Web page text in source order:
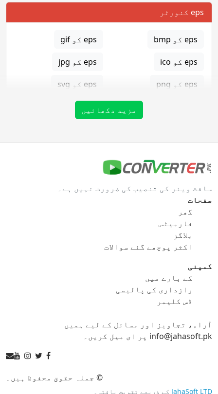
eps کنورٹر
eps کو bmp eps کو gif
eps کو ico eps کو jpg
eps کو png eps کو svg
gif کنورٹر
gif کو bmp
gif کو ico
gif کو png
gif کو tga
ico کو bmp
ico کو gif ico کو jpg
مزید دکھائیں
سافٹ ویئر کی تنصیب کی ضرورت نہیں ہے۔
صفحات
گھر
فارمیٹس
بلاگز
اکثر پوچھے گئے سوالات
کمپنی
کے بارے میں
رازداری کی پالیسی
ڈس کلیمر
آراء، تجاویز اور مسائل کے لیے ہمیں
info@jahasoft.pk پر ای میل کریں۔
© جملہ حقوق محفوظ ہیں۔
JahaSoft LTD کے ذریعے تقویت یافتہ۔